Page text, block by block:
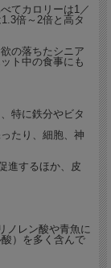
てカロリーは1／
倍～2倍と高タ
の落ちたシニア
ト中の食事にも
特に鉄分やビタ
たり、細胞、神
進するほか、皮
ノレン酸や青魚に
）を多く含んで